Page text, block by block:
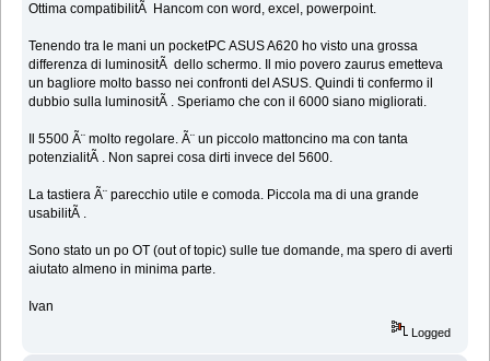
Ottima compatibilitÃ Hancom con word, excel, powerpoint.
Tenendo tra le mani un pocketPC ASUS A620 ho visto una grossa
differenza di luminositÃ dello schermo. Il mio povero zaurus emetteva
un bagliore molto basso nei confronti del ASUS. Quindi ti confermo il
dubbio sulla luminositÃ . Speriamo che con il 6000 siano migliorati.
Il 5500 Ã¨ molto regolare. Ã¨ un piccolo mattoncino ma con tanta
potenzialitÃ . Non saprei cosa dirti invece del 5600.
La tastiera Ã¨ parecchio utile e comoda. Piccola ma di una grande
usabilitÃ .
Sono stato un po OT (out of topic) sulle tue domande, ma spero di averti
aiutato almeno in minima parte.
Ivan
Logged